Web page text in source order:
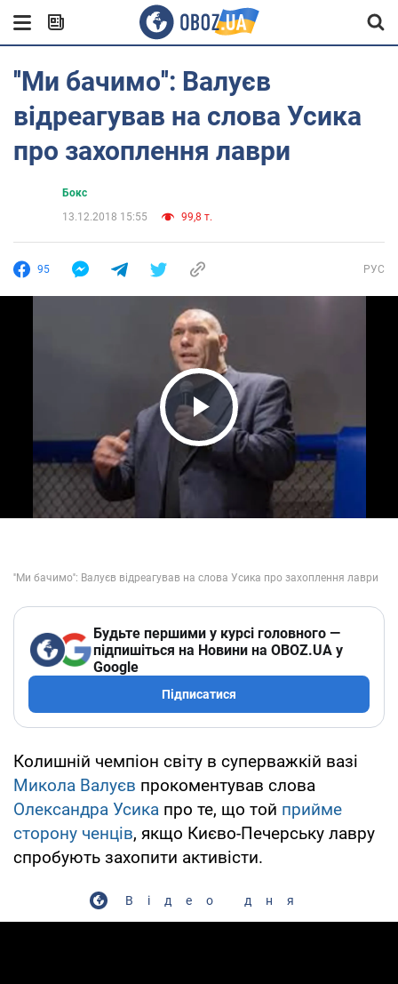
''Ми бачимо'': Валуєв
відреагував на слова Усика
про захоплення лаври
Бокс
13.12.2018 15:55
99,8 т.
95 РУС
Play Video
Будьте першими у курсі головного —
підпишіться на Новини на OBOZ.UA у
Google
Підписатися
Колишній чемпіон світу в суперважкій вазі
Микола Валуєв прокоментував слова
Олександра Усика про те, що той прийме
сторону ченців, якщо Києво-Печерську лавру
спробують захопити активісти.
Відео дня